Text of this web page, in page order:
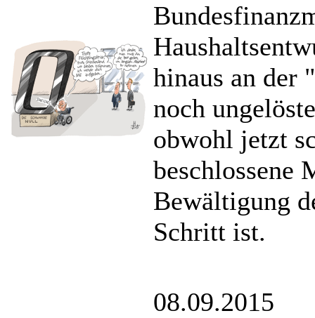
hinaus an der
noch
obwohl jetzt
beschlossene
Bewältigung
Schritt ist.
08.09.2015